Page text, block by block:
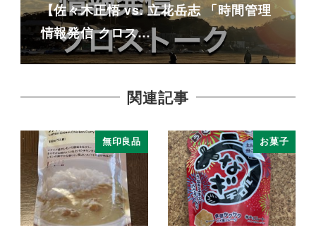
【佐々木正悟 vs. 立花岳志 「時間管理
情報発信 クロス…
関連記事
無印良品 お菓子